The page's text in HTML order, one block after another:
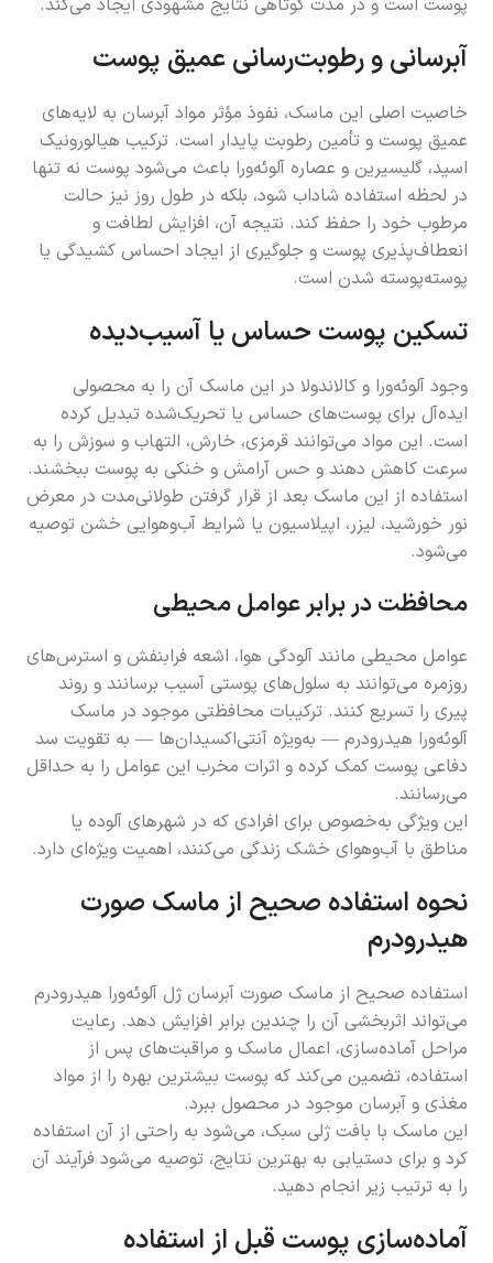
پوست است و در مدت کوتاهی نتایج مشهودی ایجاد می‌کند.
آبرسانی و رطوبت‌رسانی عمیق پوست
خاصیت اصلی این ماسک، نفوذ مؤثر مواد آبرسان به لایه‌های
عمیق پوست و تأمین رطوبت پایدار است. ترکیب هیالورونیک
اسید، گلیسیرین و عصاره آلوئه‌ورا باعث می‌شود پوست نه تنها
در لحظه استفاده شاداب شود، بلکه در طول روز نیز حالت
مرطوب خود را حفظ کند. نتیجه آن، افزایش لطافت و
انعطاف‌پذیری پوست و جلوگیری از ایجاد احساس کشیدگی یا
پوسته‌پوسته شدن است.
تسکین پوست حساس یا آسیب‌دیده
وجود آلوئه‌ورا و کالاندولا در این ماسک آن را به محصولی
ایده‌آل برای پوست‌های حساس یا تحریک‌شده تبدیل کرده
است. این مواد می‌توانند قرمزی، خارش، التهاب و سوزش را به
سرعت کاهش دهند و حس آرامش و خنکی به پوست ببخشند.
استفاده از این ماسک بعد از قرار گرفتن طولانی‌مدت در معرض
نور خورشید، لیزر، اپیلاسیون یا شرایط آب‌وهوایی خشن توصیه
می‌شود.
محافظت در برابر عوامل محیطی
عوامل محیطی مانند آلودگی هوا، اشعه فرابنفش و استرس‌های
روزمره می‌توانند به سلول‌های پوستی آسیب برسانند و روند
پیری را تسریع کنند. ترکیبات محافظتی موجود در ماسک
آلوئه‌ورا هیدرودرم — به‌ویژه آنتی‌اکسیدان‌ها — به تقویت سد
دفاعی پوست کمک کرده و اثرات مخرب این عوامل را به حداقل
می‌رسانند.
این ویژگی به‌خصوص برای افرادی که در شهرهای آلوده یا
مناطق با آب‌وهوای خشک زندگی می‌کنند، اهمیت ویژه‌ای دارد.
نحوه استفاده صحیح از ماسک صورت
هیدرودرم
استفاده صحیح از ماسک صورت آبرسان ژل آلوئه‌ورا هیدرودرم
می‌تواند اثربخشی آن را چندین برابر افزایش دهد. رعایت
مراحل آماده‌سازی، اعمال ماسک و مراقبت‌های پس از
استفاده، تضمین می‌کند که پوست بیشترین بهره را از مواد
مغذی و آبرسان موجود در محصول ببرد.
این ماسک با بافت ژلی سبک، می‌شود به راحتی از آن استفاده
کرد و برای دستیابی به بهترین نتایج، توصیه می‌شود فرآیند آن
را به ترتیب زیر انجام دهید.
آماده‌سازی پوست قبل از استفاده